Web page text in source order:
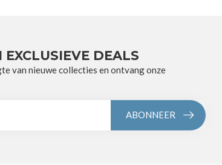
EXCLUSIEVE DEALS
van nieuwe collecties en ontvang onze
ABONNEER